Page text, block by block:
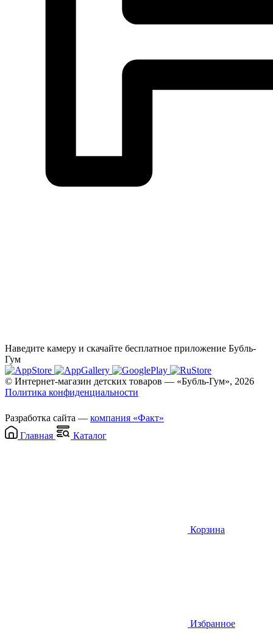
Наведите камеру и скачайте бесплатное приложение Бубль-
Гум
© Интернет-магазин детских товаров — «Бубль-Гум», 2026
Политика конфиденциальности
Разработка сайта — компания «Факт»
Главная
Каталог
Корзина
Избранное